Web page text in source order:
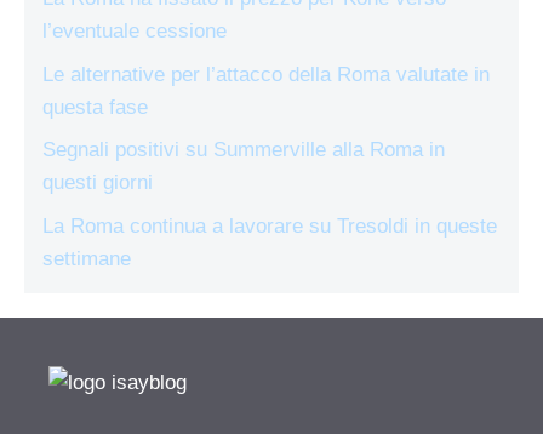
l’eventuale cessione
Le alternative per l’attacco della Roma valutate in
questa fase
Segnali positivi su Summerville alla Roma in
questi giorni
La Roma continua a lavorare su Tresoldi in queste
settimane